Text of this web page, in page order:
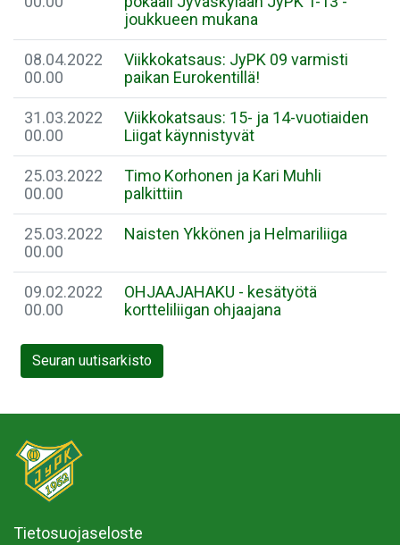
joukkueen mukana
08.04.2022
00.00
Viikkokatsaus: JyPK 09 varmisti
paikan Eurokentillä!
31.03.2022
00.00
Viikkokatsaus: 15- ja 14-vuotiaiden
Liigat käynnistyvät
25.03.2022
00.00
Timo Korhonen ja Kari Muhli
palkittiin
25.03.2022
00.00
Naisten Ykkönen ja Helmariliiga
09.02.2022
00.00
OHJAAJAHAKU - kesätyötä
kortteliliigan ohjaajana
Seuran uutisarkisto
Tietosuojaseloste